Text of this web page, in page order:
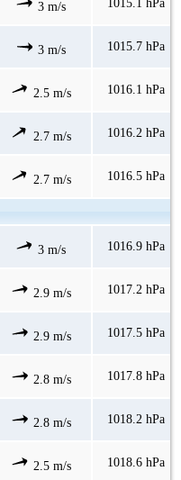
3 m/s 1015.1 hPa
3 m/s 1015.7 hPa
2.5 m/s 1016.1 hPa
2.7 m/s 1016.2 hPa
2.7 m/s 1016.5 hPa
3 m/s 1016.9 hPa
2.9 m/s 1017.2 hPa
2.9 m/s 1017.5 hPa
2.8 m/s 1017.8 hPa
2.8 m/s 1018.2 hPa
2.5 m/s 1018.6 hPa